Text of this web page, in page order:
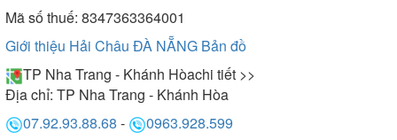
Mã số thuế: 8347363364001
Giới thiệu Hải Châu ĐÀ NẴNG Bản đồ
TP Nha Trang - Khánh Hòachi tiết >>
Địa chỉ: TP Nha Trang - Khánh Hòa
07.92.93.88.68 -
0963.928.599